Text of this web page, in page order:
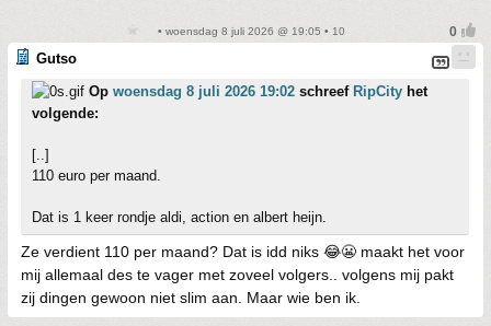
• woensdag 8 juli 2026 @ 19:05 • 10
Gutso
Op woensdag 8 juli 2026 19:02 schreef RipCity het
volgende:
[..]
110 euro per maand.
Dat is 1 keer rondje aldi, action en albert heijn.
Ze verdient 110 per maand? Dat is idd niks 😂😬 maakt het voor
mij allemaal des te vager met zoveel volgers.. volgens mij pakt
zij dingen gewoon niet slim aan. Maar wie ben ik.